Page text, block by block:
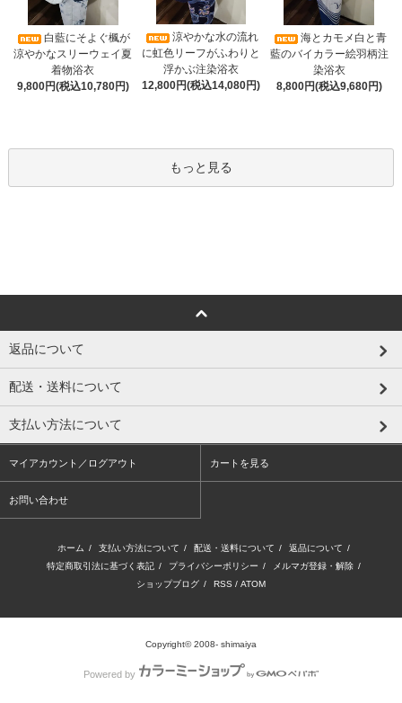
白藍にそよぐ楓が
涼やかなスリーウェイ夏
着物浴衣
9,800円(税込10,780円)
涼やかな水の流れ
に虹色リーフがふわりと
浮かぶ注染浴衣
12,800円(税込14,080円)
海とカモメ白と青
藍のバイカラー絵羽柄注
染浴衣
8,800円(税込9,680円)
もっと見る
返品について
配送・送料について
支払い方法について
マイアカウント／ログアウト カートを見る
お問い合わせ
ホーム / 支払い方法について / 配送・送料について / 返品について /
特定商取引法に基づく表記 / プライバシーポリシー / メルマガ登録・解除 /
ショップブログ / RSS / ATOM
Copyright© 2008- shimaiya
Powered by